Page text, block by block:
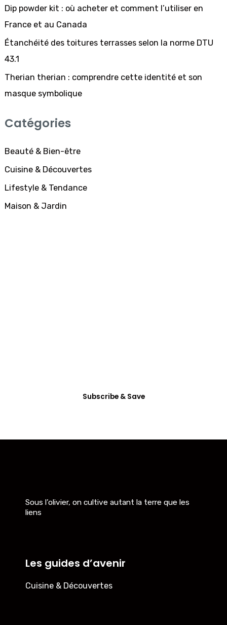
e
r
:
Dip powder kit : où acheter et comment l’utiliser en
France et au Canada
Étanchéité des toitures terrasses selon la norme DTU
43.1
Therian therian : comprendre cette identité et son
masque symbolique
Catégories
Beauté & Bien-être
Cuisine & Découvertes
Lifestyle & Tendance
Maison & Jardin
Subscribe & Save
Sous l’olivier, on cultive autant la terre que les
liens
Les guides d’avenir
Cuisine & Découvertes